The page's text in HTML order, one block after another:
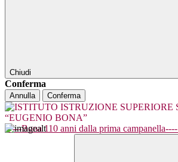
Chiudi
Conferma
Annulla Conferma
----Bona 110 anni dalla prima campanella----